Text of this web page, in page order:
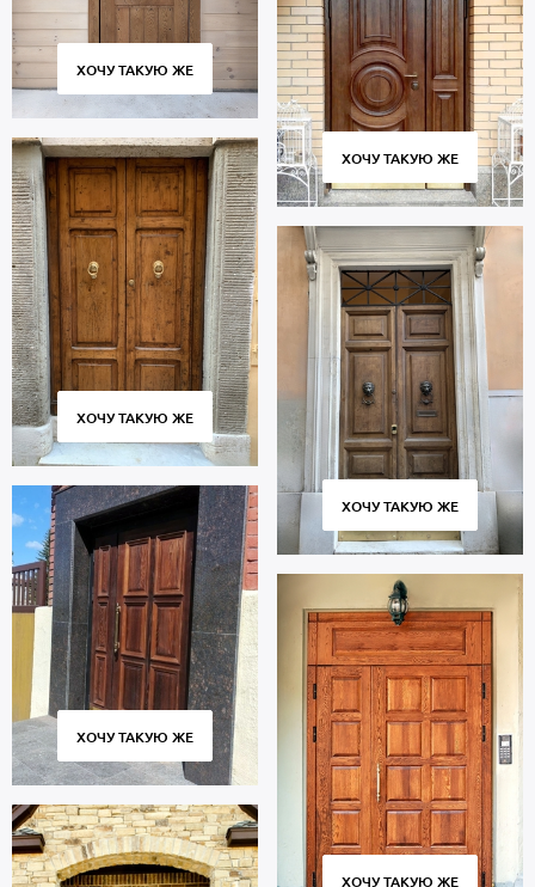
ХОЧУ ТАКУЮ ЖЕ
ХОЧУ ТАКУЮ ЖЕ
ХОЧУ ТАКУЮ ЖЕ
ХОЧУ ТАКУЮ ЖЕ
ХОЧУ ТАКУЮ ЖЕ
ХОЧУ ТАКУЮ ЖЕ